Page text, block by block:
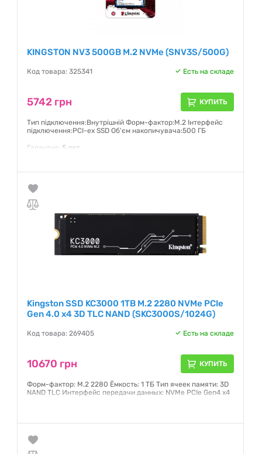
KINGSTON NV3 500GB M.2 NVMe (SNV3S/500G)
Код товара: 325341 Есть на складе
5742 грн КУПИТЬ
Тип підключення:Внутрішній Форм-фактор:M.2 Інтерфейс
підключення:PCI-ex SSD Об'єм накопичувача:500 ГБ
Гарантия: 5 лет
Kingston SSD KC3000 1TB M.2 2280 NVMe PCIe
Gen 4.0 x4 3D TLC NAND (SKC3000S/1024G)
Код товара: 269405 Есть на складе
10670 грн КУПИТЬ
Форм-фактор: M.2 2280 Ёмкость: 1 ТБ Тип ячеек памяти: 3D
NAND TLC Интерфейс передачи данных: NVMe PCIe Gen4 x4